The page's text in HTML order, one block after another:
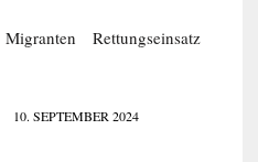
Migranten Rettungseinsatz
10. SEPTEMBER 2024